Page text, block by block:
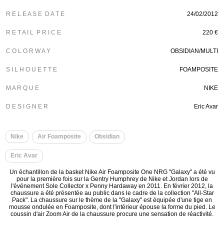
R E L E A S E D A T E 24/02/2012
R E T A I L P R I C E 220 €
C O L O R W A Y OBSIDIAN/MULTI
S I L H O U E T T E FOAMPOSITE
M A R Q U E NIKE
D E S I G N E R Eric Avar
Nike Air Foamposite Obsidian
Eric Avar
Un échantillon de la basket Nike Air Foamposite One NRG "Galaxy" a été vu
pour la première fois sur la Gentry Humphrey de Nike et Jordan lors de
l'événement Sole Collector x Penny Hardaway en 2011. En février 2012, la
chaussure a été présentée au public dans le cadre de la collection "All-Star
Pack". La chaussure sur le thème de la "Galaxy" est équipée d'une tige en
mousse ondulée en Foamposite, dont l'intérieur épouse la forme du pied. Le
coussin d'air Zoom Air de la chaussure procure une sensation de réactivité.